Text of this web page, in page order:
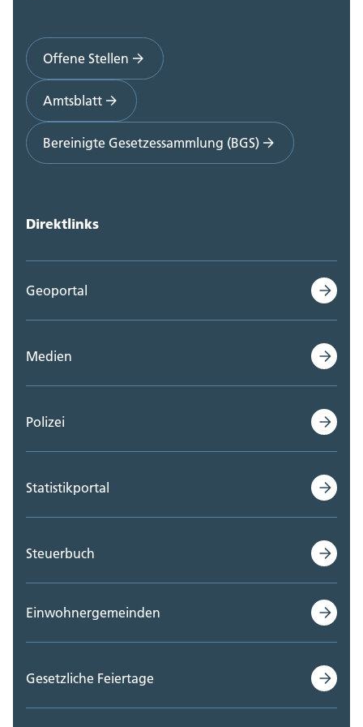
Staatskanzlei (0)
Steueramt (0)
Volkswirtschaftsdepartement;
Departementssekretariat (0)
Offene Stellen
Amtsblatt
Bereinigte Gesetzessammlung (BGS)
Direktlinks
Geoportal
Medien
Polizei
Statistikportal
Steuerbuch
Einwohnergemeinden
Gesetzliche Feiertage